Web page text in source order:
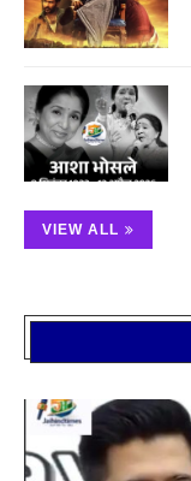
VIEW ALL